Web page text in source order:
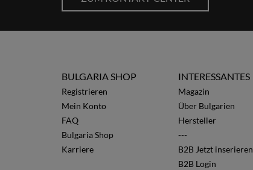
BULGARIA SHOP
Registrieren
Mein Konto
FAQ
Bulgaria Shop
Karriere
INTERESSANTES
Magazin
Über Bulgarien
Hersteller
---
B2B Jetzt inserieren
B2B Login